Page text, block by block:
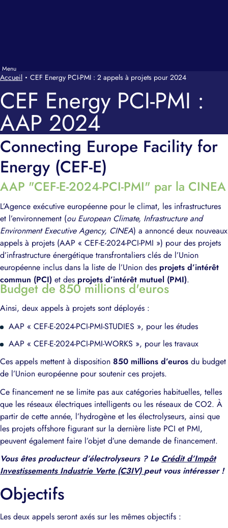
Accueil CEF Energy PCI-PMI : 2 appels à projets pour 2024
CEF Energy PCI-PMI :
AAP 2024
Connecting Europe Facility for
Energy (CEF-E)
AAP "CEF-E-2024-PCI-PMI" par la CINEA
L’Agence exécutive européenne pour le climat, les infrastructures
et l’environnement (ou European Climate, Infrastructure and
Environment Executive Agency, CINEA) a annoncé deux nouveaux
appels à projets (AAP « CEF-E-2024-PCI-PMI ») pour des projets
d’infrastructure énergétique transfrontaliers clés de l’Union
européenne inclus dans la liste de l’Union des projets d’intérêt
commun (PCI) et des projets d’intérêt mutuel (PMI).
Budget de 850 millions d'euros
Ainsi, deux appels à projets sont déployés :
AAP « CEF-E-2024-PCI-PMI-STUDIES », pour les études
AAP « CEF-E-2024-PCI-PMI-WORKS », pour les travaux
Ces appels mettent à disposition 850 millions d’euros du budget
de l’Union européenne pour soutenir ces projets.
Ce financement ne se limite pas aux catégories habituelles, telles
que les réseaux électriques intelligents ou les réseaux de CO2. À
partir de cette année, l’hydrogène et les électrolyseurs, ainsi que
les projets offshore figurant sur la dernière liste PCI et PMI,
peuvent également faire l’objet d’une demande de financement.
Vous êtes producteur d’électrolyseurs ? Le Crédit d’Impôt
Investissements Industrie Verte (C3IV)peut vous intéresser !
Objectifs
Les deux appels seront axés sur les mêmes objectifs :